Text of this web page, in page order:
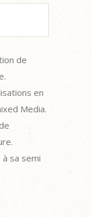
de
en
Media.
sa semi